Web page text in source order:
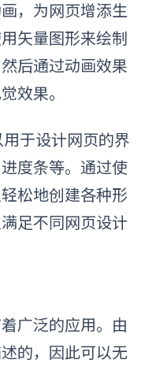
，为网页增添生
矢量图形来绘制
后通过动画效果
效果。
于设计网页的界
度条等。通过使
松地创建各种形
足不同网页设计
广泛的应用。由
的，因此可以无